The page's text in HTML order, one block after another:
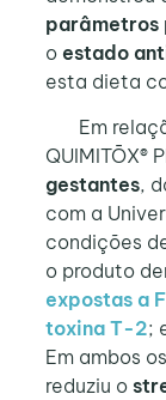
parâmetros
o estado
esta dieta
Em
QUIMITŌX®
gestantes,
com a
condições
o produto
expostas a
toxina T-2;
Em ambos
reduziu o